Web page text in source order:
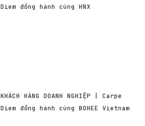
Diem đồng hành cùng HNX
KHÁCH HÀNG DOANH NGHIỆP | Carpe
Diem đồng hành cùng BOHEE Vietnam